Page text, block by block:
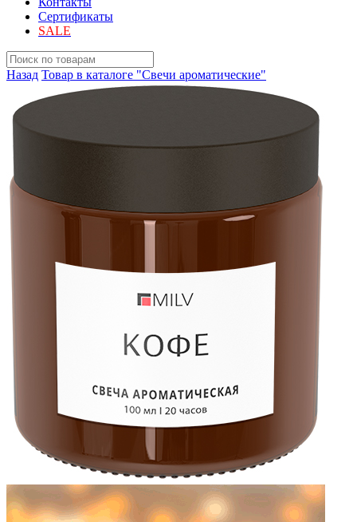
Сертификаты
SALE
Назад Товар в каталоге "Свечи ароматические"